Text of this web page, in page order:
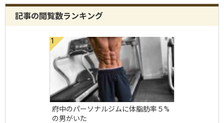
記事の閲覧数ランキング
府中のパーソナルジムに体脂肪率５%
の男がいた